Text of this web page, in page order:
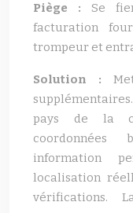
Piège : Se
facturation
trompeur et
Solution :
pays de la
information
localisation
vérifications.